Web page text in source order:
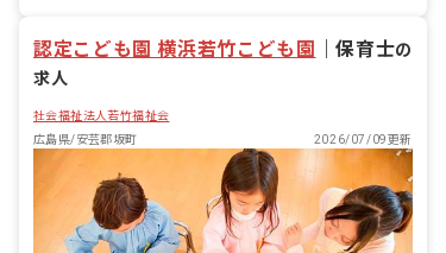
認定こども園 横浜若竹こども園 ｜保育士の
求人
社会福祉法人若竹福祉会
広島県/安芸郡坂町
2026/07/09更新